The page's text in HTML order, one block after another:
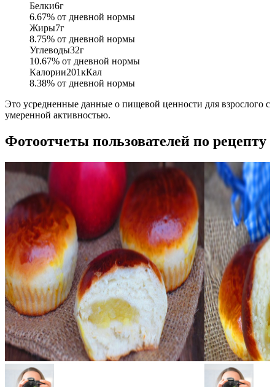
Белки6г
6.67% от дневной нормы
Жиры7г
8.75% от дневной нормы
Углеводы32г
10.67% от дневной нормы
Калории201кКал
8.38% от дневной нормы
Это усредненные данные о пищевой ценности для взрослого с
умеренной активностью.
Фотоотчеты пользователей по рецепту